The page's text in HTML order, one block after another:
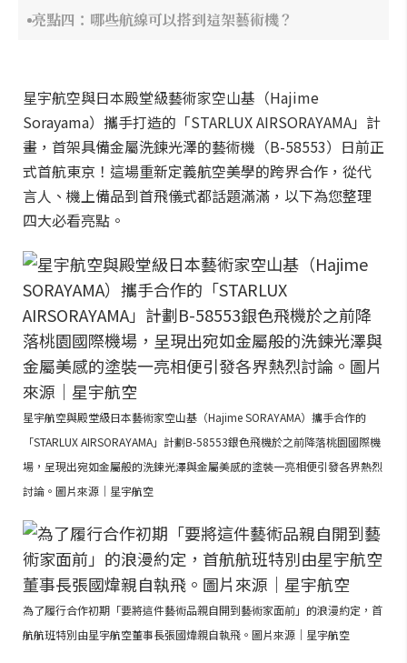
亮點四：哪些航線可以搭到這架藝術機？
星宇航空與日本殿堂級藝術家空山基（Hajime
Sorayama）攜手打造的「STARLUX AIRSORAYAMA」計
畫，首架具備金屬洗鍊光澤的藝術機（B-58553）日前正
式首航東京！這場重新定義航空美學的跨界合作，從代
言人、機上備品到首飛儀式都話題滿滿，以下為您整理
四大必看亮點。
星宇航空與殿堂級日本藝術家空山基（Hajime SORAYAMA）攜手合作的
「STARLUX AIRSORAYAMA」計劃B-58553銀色飛機於之前降落桃園國際機
場，呈現出宛如金屬般的洗鍊光澤與金屬美感的塗裝一亮相便引發各界熱烈
討論。圖片來源｜星宇航空
為了履行合作初期「要將這件藝術品親自開到藝術家面前」的浪漫約定，首
航航班特別由星宇航空董事長張國煒親自執飛。圖片來源｜星宇航空